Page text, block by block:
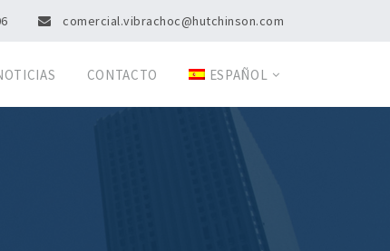
comercial.vibrachoc@hutchinson.com
CONTACTO ESPAÑOL